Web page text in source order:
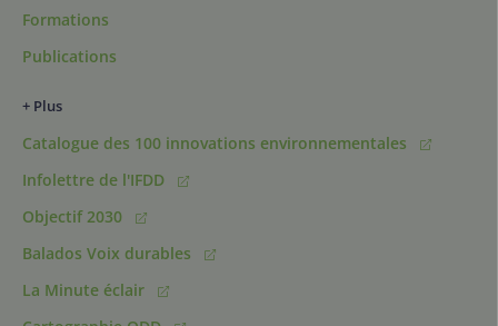
Formations
Publications
+ Plus
Catalogue des 100 innovations environnementales
Infolettre de l'IFDD
Objectif 2030
Balados Voix durables
La Minute éclair